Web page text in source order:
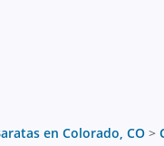
en Colorado, CO >